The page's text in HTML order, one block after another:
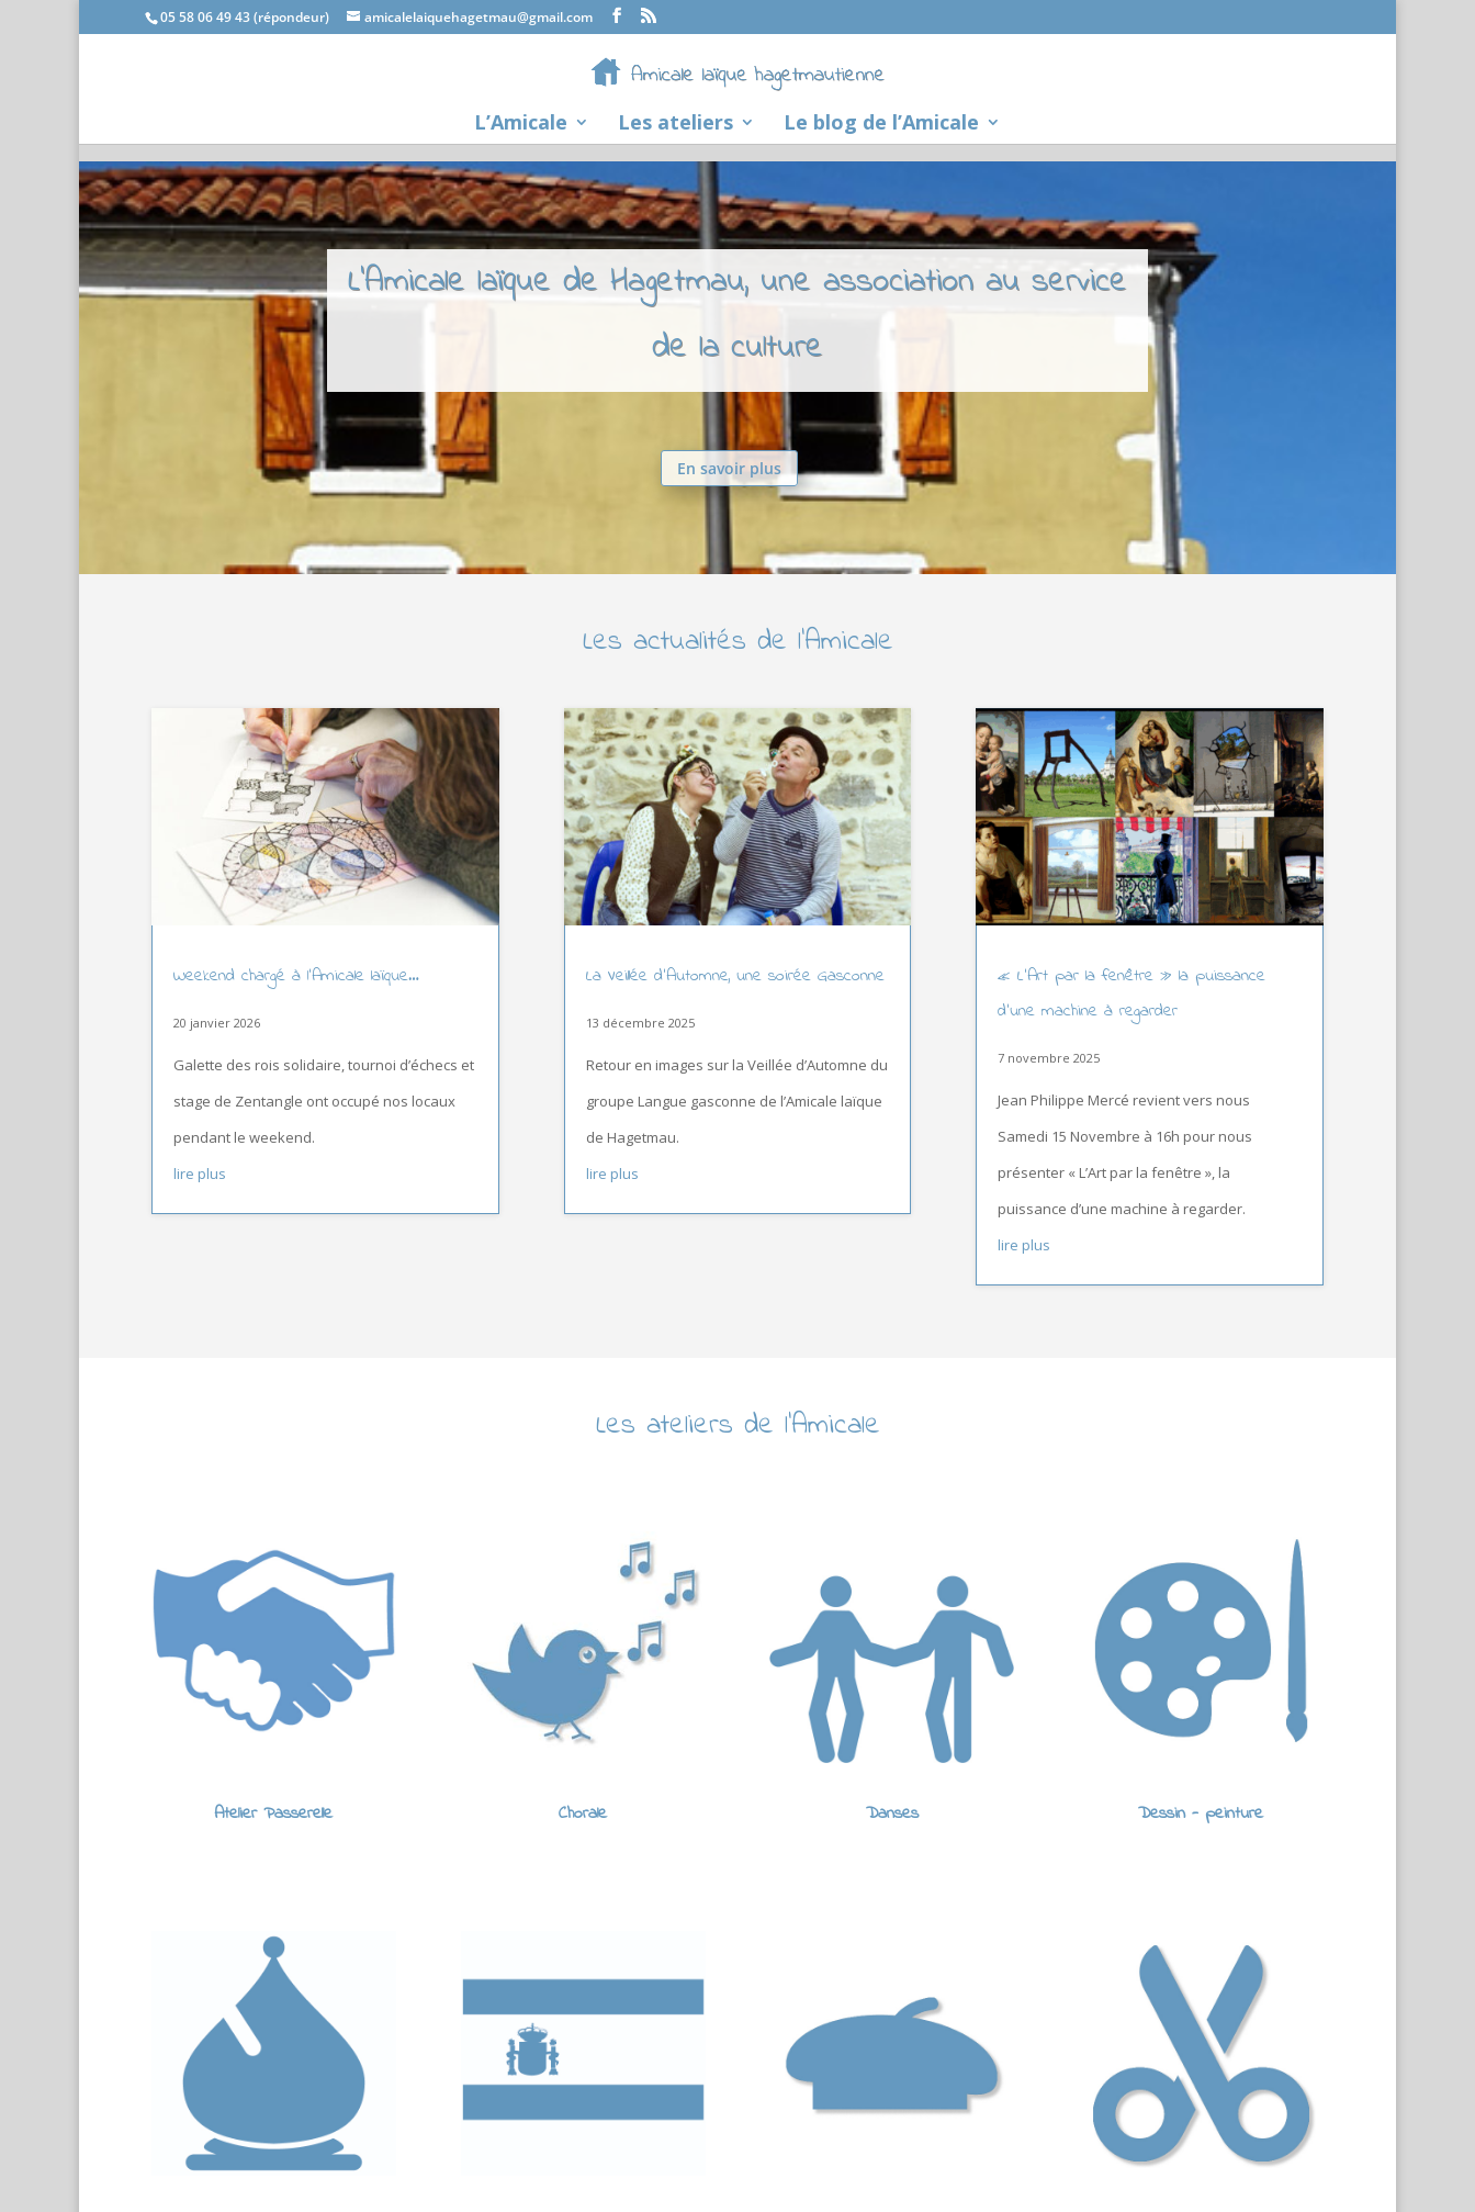
05 58 06 49 43 (répondeur) amicalelaiquehagetmau@gmail.com
L’Amicale Les ateliers Le blog de l’Amicale
L'Amicale laïque de Hagetmau, une association au service
de la culture
En savoir plus
Les actualités de l’Amicale
Weekend chargé à l’Amicale laïque…
20 janvier 2026
Galette des rois solidaire, tournoi d’échecs et
stage de Zentangle ont occupé nos locaux
pendant le weekend.
lire plus
La Veillée d’Automne, une soirée Gasconne
13 décembre 2025
Retour en images sur la Veillée d’Automne du
groupe Langue gasconne de l’Amicale laïque
de Hagetmau.
lire plus
« L’Art par la fenêtre » la puissance
d’une machine à regarder
7 novembre 2025
Jean Philippe Mercé revient vers nous
Samedi 15 Novembre à 16h pour nous
présenter « L’Art par la fenêtre », la
puissance d’une machine à regarder.
lire plus
Les ateliers de l’Amicale
Atelier Passerelle Chorale Danses Dessin - peinture